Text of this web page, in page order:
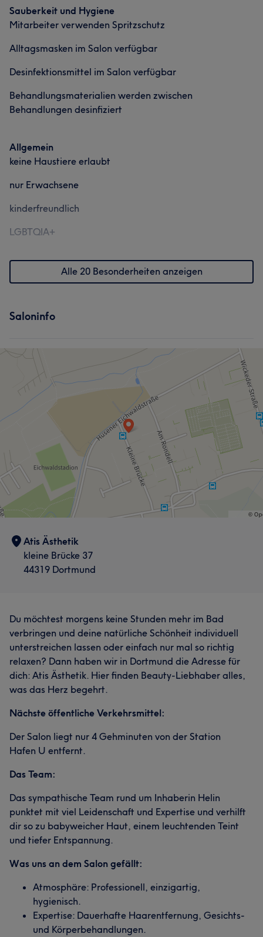
Sauberkeit und Hygiene
Mitarbeiter verwenden Spritzschutz
Alltagsmasken im Salon verfügbar
Desinfektionsmittel im Salon verfügbar
Behandlungsmaterialien werden zwischen
Behandlungen desinfiziert
Allgemein
keine Haustiere erlaubt
nur Erwachsene
kinderfreundlich
LGBTQIA+
Alle 20 Besonderheiten anzeigen
Saloninfo
Atis Ästhetik
kleine Brücke 37
44319 Dortmund
Du möchtest morgens keine Stunden mehr im Bad
verbringen und deine natürliche Schönheit individuell
unterstreichen lassen oder einfach nur mal so richtig
relaxen? Dann haben wir in Dortmund die Adresse für
dich: Atis Ästhetik. Hier finden Beauty-Liebhaber alles,
was das Herz begehrt.
Nächste öffentliche Verkehrsmittel:
Der Salon liegt nur 4 Gehminuten von der Station
Hafen U entfernt.
Das Team:
Das sympathische Team rund um Inhaberin Helin
punktet mit viel Leidenschaft und Expertise und verhilft
dir so zu babyweicher Haut, einem leuchtenden Teint
und tiefer Entspannung.
Was uns an dem Salon gefällt:
Atmosphäre: Professionell, einzigartig,
hygienisch.
Expertise: Dauerhafte Haarentfernung, Gesichts-
und Körperbehandlungen.